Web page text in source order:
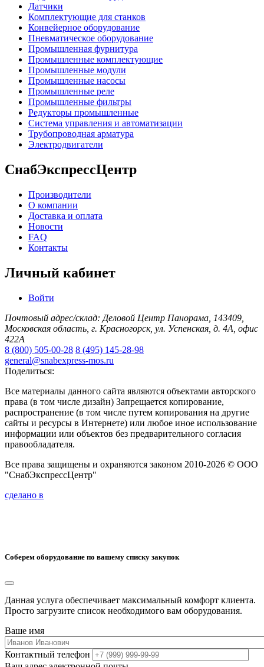
Датчики
Комплектующие для станков
Конвейерное оборудование
Пневматическое оборудование
Промышленная фурнитура
Промышленные комплектующие
Промышленные модули
Промышленные насосы
Промышленные реле
Промышленные фильтры
Редукторы промышленные
Система управления и автоматизации
Трубопроводная арматура
Электродвигатели
СнабЭкспрессЦентр
Производители
О компании
Доставка и оплата
Новости
FAQ
Контакты
Личный кабинет
Войти
Почтовый адрес/склад: Деловой Центр Панорама, 143409,
Московская область, г. Красногорск, ул. Успенская, д. 4А, офис
422А
8 (800) 505-00-28 8 (495) 145-28-98
general@snabexpress-mos.ru
Поделиться:
Все материалы данного сайта являются объектами авторского
права (в том числе дизайн) Запрещается копирование,
распространение (в том числе путем копирования на другие
сайты и ресурсы в Интернете) или любое иное использование
информации или объектов без предварительного согласия
правообладателя.
Все права защищены и охраняются законом 2010-2026 © ООО
"СнабЭкспрессЦентр"
сделано в
Соберем оборудование по вашему списку закупок
Данная услуга обеспечивает максимальный комфорт клиента.
Просто загрузите список необходимого вам оборудования.
Ваше имя
Контактный телефон